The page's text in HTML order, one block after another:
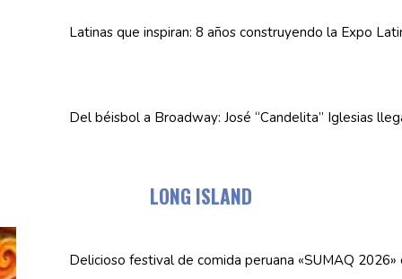
Latinas que inspiran: 8 años construyendo la Expo
Del béisbol a Broadway: José “Candelita” Iglesias
LONG ISLAND
Delicioso festival de comida peruana «SUMAQ